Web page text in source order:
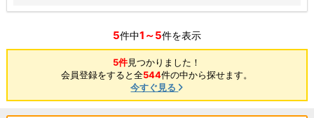
5件中1～5件を表示
5件見つかりました！
会員登録をすると全544件の中から探せます。
今すぐ見る